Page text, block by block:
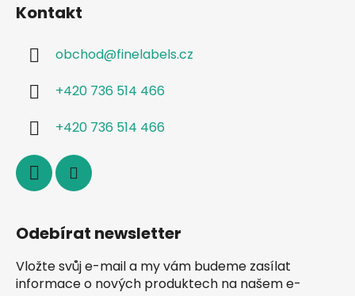
Kontakt
obchod@finelabels.cz
+420 736 514 466
+420 736 514 466
Odebírat newsletter
Vložte svůj e-mail a my vám budeme zasílat
informace o nových produktech na našem e-